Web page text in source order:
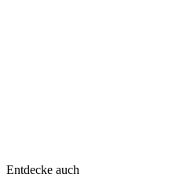
Entdecke auch